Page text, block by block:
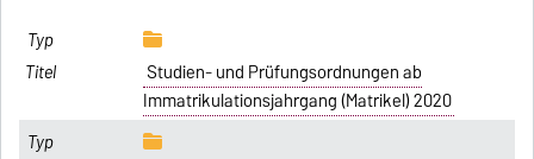
Studien- und Prüfungsordnungen ab
Immatrikulationsjahrgang (Matrikel) 2020